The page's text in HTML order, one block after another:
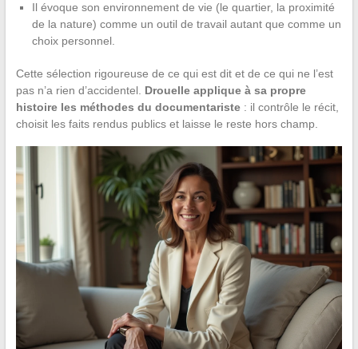
Il évoque son environnement de vie (le quartier, la proximité
de la nature) comme un outil de travail autant que comme un
choix personnel.
Cette sélection rigoureuse de ce qui est dit et de ce qui ne l’est
pas n’a rien d’accidentel. Drouelle applique à sa propre
histoire les méthodes du documentariste: il contrôle le récit,
choisit les faits rendus publics et laisse le reste hors champ.